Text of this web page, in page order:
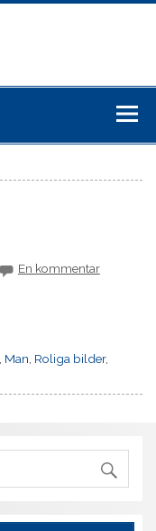
En kommentar
, Man, Roliga bilder,